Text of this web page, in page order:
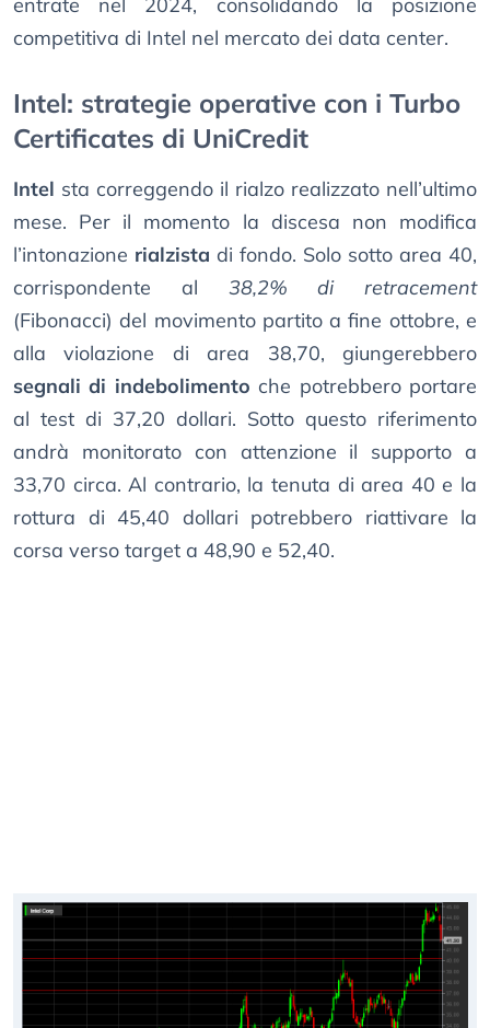
entrate nel 2024, consolidando la posizione
competitiva di Intel nel mercato dei data center.
Intel: strategie operative con i Turbo
Certificates di UniCredit
Intel sta correggendo il rialzo realizzato nell’ultimo
mese. Per il momento la discesa non modifica
l’intonazione rialzista di fondo. Solo sotto area 40,
corrispondente al 38,2% di retracement
(Fibonacci) del movimento partito a fine ottobre, e
alla violazione di area 38,70, giungerebbero
segnali di indebolimento che potrebbero portare
al test di 37,20 dollari. Sotto questo riferimento
andrà monitorato con attenzione il supporto a
33,70 circa. Al contrario, la tenuta di area 40 e la
rottura di 45,40 dollari potrebbero riattivare la
corsa verso target a 48,90 e 52,40.